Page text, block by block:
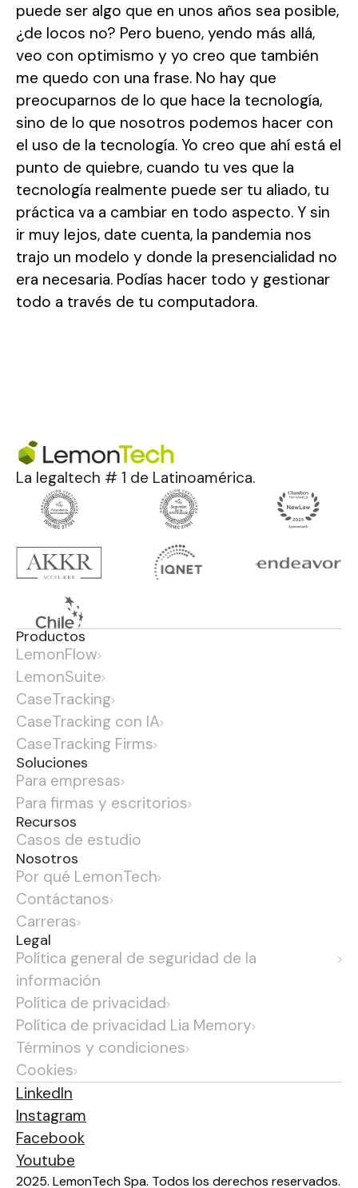
puede ser algo que en unos años sea posible,
¿de locos no? Pero bueno, yendo más allá,
veo con optimismo y yo creo que también
me quedo con una frase. No hay que
preocuparnos de lo que hace la tecnología,
sino de lo que nosotros podemos hacer con
el uso de la tecnología. Yo creo que ahí está el
punto de quiebre, cuando tu ves que la
tecnología realmente puede ser tu aliado, tu
práctica va a cambiar en todo aspecto. Y sin
ir muy lejos, date cuenta, la pandemia nos
trajo un modelo y donde la presencialidad no
era necesaria. Podías hacer todo y gestionar
todo a través de tu computadora.
La legaltech # 1 de Latinoamérica.
Productos
LemonFlow
LemonSuite
CaseTracking
CaseTracking con IA
CaseTracking Firms
Soluciones
Para empresas
Para firmas y escritorios
Recursos
Casos de estudio
Nosotros
Por qué LemonTech
Contáctanos
Carreras
Legal
Política general de seguridad de la
información
Política de privacidad
Política de privacidad Lia Memory
Términos y condiciones
Cookies
2025. LemonTech Spa. Todos los derechos reservados.
LinkedIn
Instagram
Facebook
Youtube